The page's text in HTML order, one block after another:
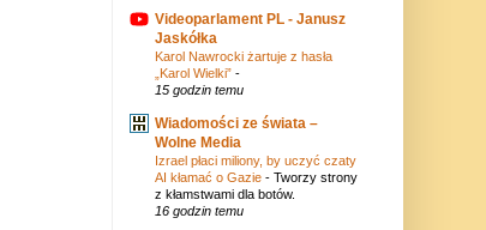
Videoparlament PL - Janusz
Jaskółka
Karol Nawrocki żartuje z hasła
„Karol Wielki” -
15 godzin temu
Wiadomości ze świata –
Wolne Media
Izrael płaci miliony, by uczyć czaty
AI kłamać o Gazie - Tworzy strony
z kłamstwami dla botów.
16 godzin temu